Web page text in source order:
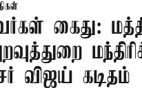
கைது:
விஜய் கடிதம்